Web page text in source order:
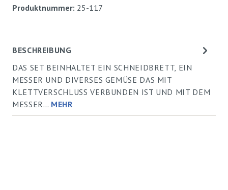
Produktnummer: 25-117
BESCHREIBUNG
DAS SET BEINHALTET EIN SCHNEIDBRETT, EIN
MESSER UND DIVERSES GEMÜSE DAS MIT
KLETTVERSCHLUSS VERBUNDEN IST UND MIT DEM
MESSER… MEHR